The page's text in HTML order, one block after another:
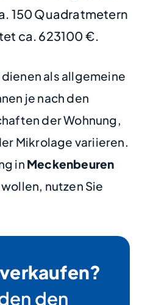
150 Quadratmetern
ca. 623100 €.
als allgemeine
je nach den
der Wohnung,
Mikrolage variieren.
in Meckenbeuren
nutzen Sie
den